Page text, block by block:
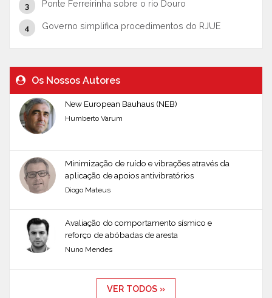
Ponte Ferreirinha sobre o rio Douro
Governo simplifica procedimentos do RJUE
Os Nossos Autores
New European Bauhaus (NEB)
Humberto Varum
Minimização de ruído e vibrações através da
aplicação de apoios antivibratórios
Diogo Mateus
Avaliação do comportamento sísmico e
reforço de abóbadas de aresta
Nuno Mendes
VER TODOS »